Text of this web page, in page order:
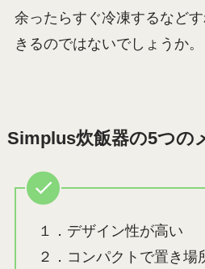
余ったらすぐ冷凍するなど
きるのではないでしょうか。
Simplus炊飯器の5つの
１．デザイン性が高い
２．コンパクトで置き場